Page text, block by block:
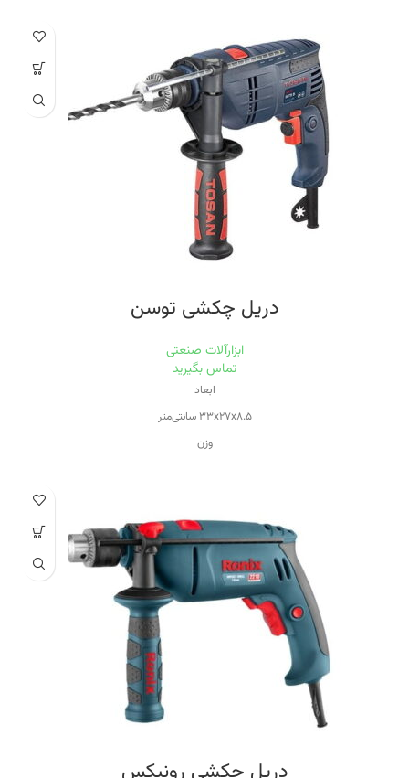
۱۲۰۰ وات
سرعت حرکت آزاد
۳۰۰۰ تا ۱۱۰۰۰
ویژگی‌های فرز و سنگ رومیزی
حفاظ
قابلیت برش با زاویه
مناسب برای چوب
مناسب برای فلز
دریل چکشی توسن
ابزارآلات صنعتی
تماس بگیرید
ابعاد
۳۳x۲۷x۸.۵ سانتی‌متر
وزن
سیستم گردش چپ‌گرد
سیستم گردش راست‌گرد
ولتاژ
۱۸۰-۲۴۰ ولت